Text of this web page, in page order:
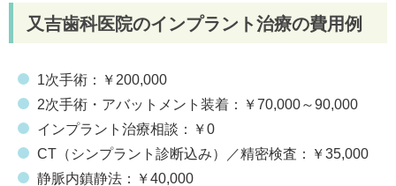
又吉歯科医院のインプラント治療の費用例
1次手術：￥200,000
2次手術・アバットメント装着：￥70,000～90,000
インプラント治療相談：￥0
CT（シンプラント診断込み）／精密検査：￥35,000
静脈内鎮静法：￥40,000